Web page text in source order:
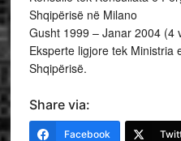
Shqipërisë në Milano
Gusht 1999 – Janar 2004 (4
Eksperte ligjore tek Ministria
Shqipërisë.
Share via:
Facebook